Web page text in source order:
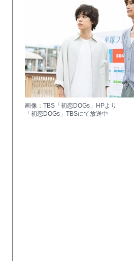
画像：TBS「初恋DOGs」HPより
「初恋DOGs」TBSにて放送中